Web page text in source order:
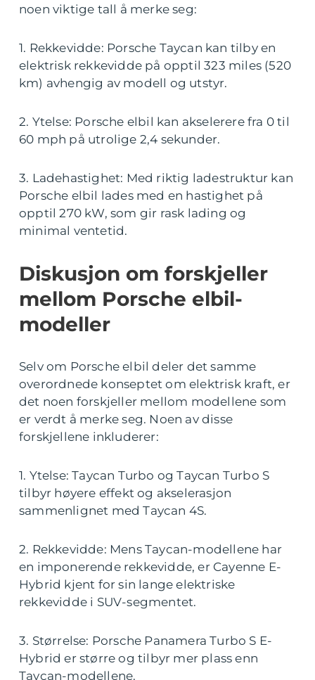
noen viktige tall å merke seg:
1. Rekkevidde: Porsche Taycan kan tilby en
elektrisk rekkevidde på opptil 323 miles (520
km) avhengig av modell og utstyr.
2. Ytelse: Porsche elbil kan akselerere fra 0 til
60 mph på utrolige 2,4 sekunder.
3. Ladehastighet: Med riktig ladestruktur kan
Porsche elbil lades med en hastighet på
opptil 270 kW, som gir rask lading og
minimal ventetid.
Diskusjon om forskjeller
mellom Porsche elbil-
modeller
Selv om Porsche elbil deler det samme
overordnede konseptet om elektrisk kraft, er
det noen forskjeller mellom modellene som
er verdt å merke seg. Noen av disse
forskjellene inkluderer:
1. Ytelse: Taycan Turbo og Taycan Turbo S
tilbyr høyere effekt og akselerasjon
sammenlignet med Taycan 4S.
2. Rekkevidde: Mens Taycan-modellene har
en imponerende rekkevidde, er Cayenne E-
Hybrid kjent for sin lange elektriske
rekkevidde i SUV-segmentet.
3. Størrelse: Porsche Panamera Turbo S E-
Hybrid er større og tilbyr mer plass enn
Taycan-modellene.